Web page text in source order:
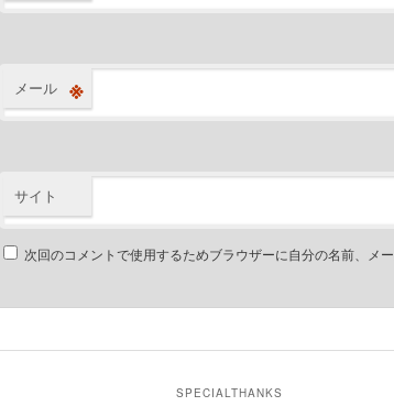
メール ※
サイト
次回のコメントで使用するためブラウザーに自分の名前、メ
SPECIALTHANKS